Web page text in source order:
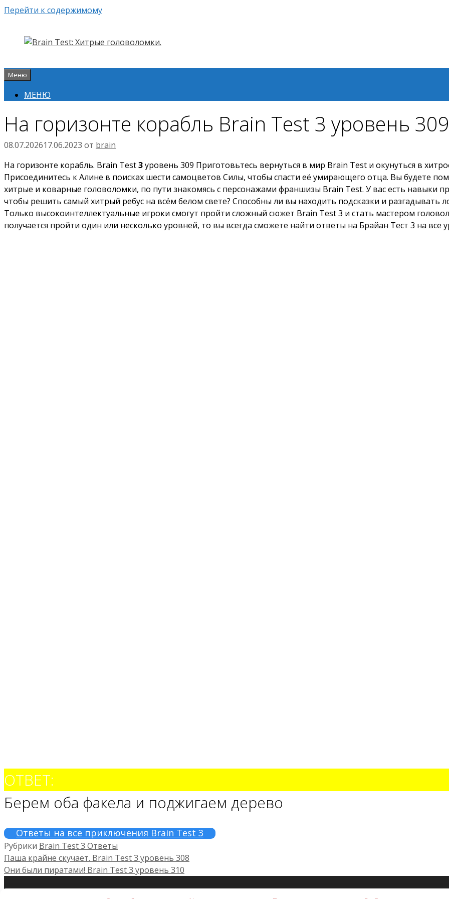
Перейти к содержимому
Меню
МЕНЮ
На горизонте корабль Brain Test 3 уровень 309
08.07.202617.06.2023 от brain
На горизонте корабль. Brain Test3уровень 309 Приготовьтесь вернуться в мир Brain Test и окунуться в
Присоединитесь к Алине в поисках шести самоцветов Силы, чтобы спасти её умирающего отца. Вы будете
хитрые и коварные головоломки, по пути знакомясь с персонажами франшизы Brain Test. У вас есть навыки
чтобы решить самый хитрый ребус на всём белом свете? Способны ли вы находить подсказки и разгадывать
Только высокоинтеллектуальные игроки смогут пройти сложный сюжет Brain Test 3 и стать мастером
получается пройти один или несколько уровней, то вы всегда сможете найти ответы на Брайан Тест 3 на все
ОТВЕТ:
Берем оба факела и поджигаем дерево
Ответы на все приключения Brain Test 3
Рубрики Brain Test 3 Ответы
Паша крайне скучает. Brain Test 3 уровень 308
Они были пиратами! Brain Test 3 уровень 310
© 2026 Brain Test: Хитрые головоломки.• Создано с помощьюGeneratePress